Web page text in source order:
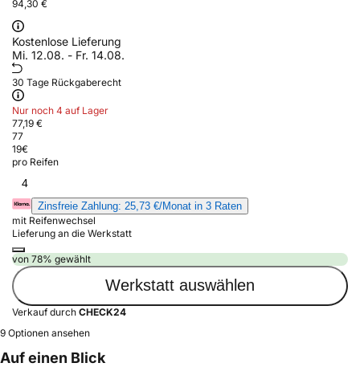
94,30 €
Kostenlose Lieferung
Mi. 12.08. - Fr. 14.08.
30 Tage Rückgaberecht
Nur noch 4 auf Lager
77,19 €
77
19€
pro Reifen
4
Zinsfreie Zahlung: 25,73 €/Monat in 3 Raten
mit Reifenwechsel
Lieferung an die Werkstatt
von 78% gewählt
Werkstatt auswählen
Verkauf durch CHECK24
9 Optionen ansehen
Auf einen Blick